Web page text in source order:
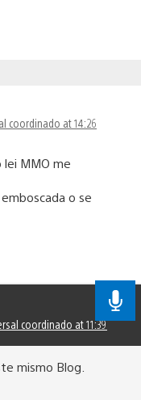
coordinado at 14:26
lei MMO me
o se
coordinado at 11:39
mismo Blog.